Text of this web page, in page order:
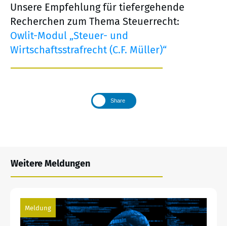
Unsere Empfehlung für tiefergehende
Recherchen zum Thema Steuerrecht:
Owlit-Modul „Steuer- und
Wirtschaftsstrafrecht (C.F. Müller)“
Share
Weitere Meldungen
Meldung